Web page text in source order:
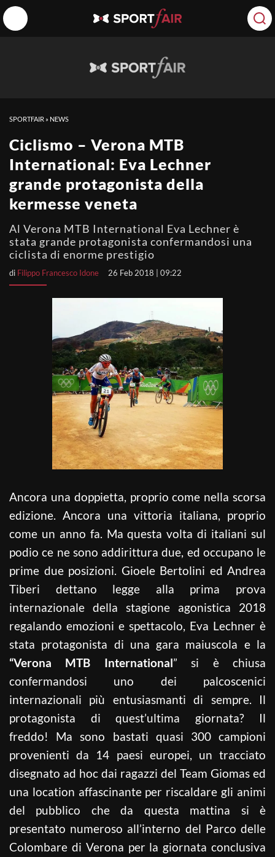
SPORTFAIR » NEWS
Ciclismo – Verona MTB
International: Eva Lechner
grande protagonista della
kermesse veneta
Al Verona MTB International Eva Lechner è
stata grande protagonista confermandosi una
ciclista di enorme prestigio
di Filippo Francesco Idone 26 Feb 2018 | 09:22
Ancora una doppietta, proprio come nella scorsa
edizione. Ancora una vittoria italiana, proprio
come un anno fa. Ma questa volta di italiani sul
podio ce ne sono addirittura due, ed occupano le
prime due posizioni. Gioele Bertolini ed Andrea
Tiberi dettano legge alla prima prova
internazionale della stagione agonistica 2018
regalando emozioni e spettacolo, Eva Lechner è
stata protagonista di una gara maiuscola e la
“Verona MTB International” si è chiusa
confermandosi uno dei palcoscenici
internazionali più entusiasmanti di sempre. Il
protagonista di quest’ultima giornata? Il
freddo! Ma sono bastati quasi 300 campioni
provenienti da 14 paesi europei, un tracciato
disegnato ad hoc dai ragazzi del Team Giomas ed
una location affascinante per riscaldare gli animi
del pubblico che da questa mattina si è
presentato numeroso all’interno del Parco delle
Colombare di Verona per la giornata conclusiva